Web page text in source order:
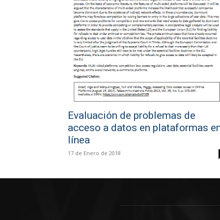
Evaluación de problemas de
acceso a datos en plataformas
línea
17 de Enero de 2018